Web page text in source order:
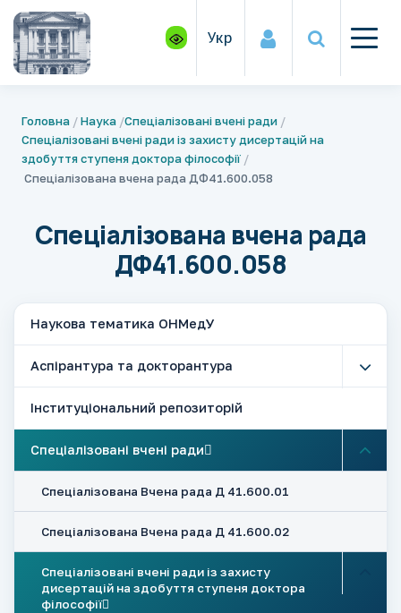
Укр
Головна Наука Спеціалізовані вчені ради
Спеціалізовані вчені ради із захисту дисертацій на
здобуття ступеня доктора філософії
Спеціалізована вчена рада ДФ41.600.058
Спеціалізована вчена рада
ДФ41.600.058
Наукова тематика ОНМедУ
Аспірантура та докторантура
Інституціональний репозиторій
Спеціалізовані вчені ради
Спеціалізована Вчена рада Д 41.600.01
Спеціалізована Вчена рада Д 41.600.02
Спеціалізовані вчені ради із захисту
дисертацій на здобуття ступеня доктора
філософії